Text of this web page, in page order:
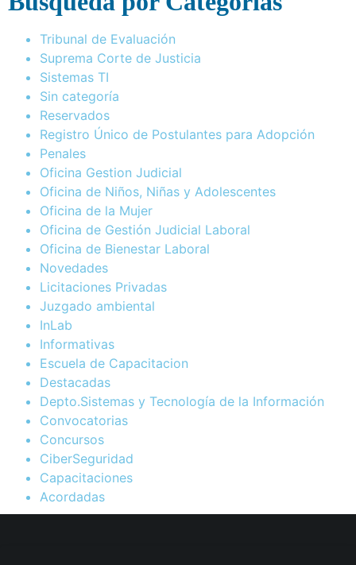
Tribunal de Evaluación
Suprema Corte de Justicia
Sistemas TI
Sin categoría
Reservados
Registro Único de Postulantes para Adopción
Penales
Oficina Gestion Judicial
Oficina de Niños, Niñas y Adolescentes
Oficina de la Mujer
Oficina de Gestión Judicial Laboral
Oficina de Bienestar Laboral
Novedades
Licitaciones Privadas
Juzgado ambiental
InLab
Informativas
Escuela de Capacitacion
Destacadas
Depto.Sistemas y Tecnología de la Información
Convocatorias
Concursos
CiberSeguridad
Capacitaciones
Acordadas